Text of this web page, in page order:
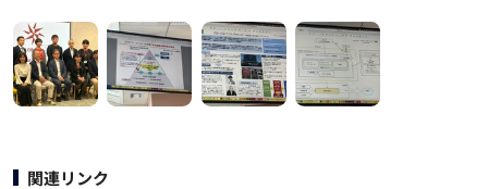
関連リンク